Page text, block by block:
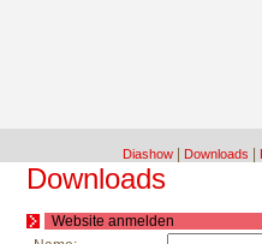
Diashow| Downloads
Downloads
Website anmelden